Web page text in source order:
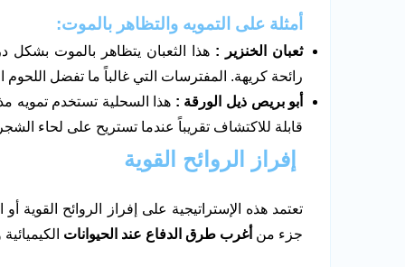
أمثلة على التمويه والتظاهر بالموت:
ثعبان الخنزير : هذا الثعبان يتظاهر بالموت بشكل
رائحة كريهة. المفترسات التي غالباً ما تفضل اللحوم
أبو بريص ذيل الورقة : هذا السحلية تستخدم تمويه
قابلة للاكتشاف تقريباً عندما تستريح على لحاء
إفراز الروائح القوية
تعتمد هذه الإستراتيجية على إفراز الروائح
جزء من أغرب طرق الدفاع عند الحيوانات